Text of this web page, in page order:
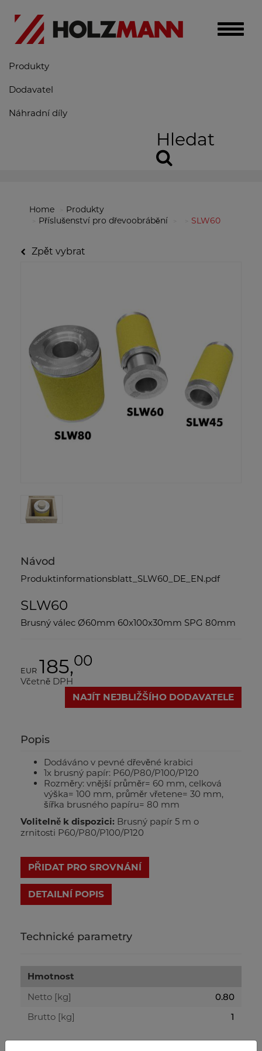
Toggle
Produkty
Dodavatel
Náhradní díly
Hledat
Home
Produkty
Příslušenství pro dřevoobrábění
SLW60
Zpět vybrat
Návod
Produktinformationsblatt_SLW60_DE_EN.pdf
SLW60
Brusný válec Ø60mm 60x100x30mm SPG 80mm
EUR 185,00
Včetně DPH
NAJÍT NEJBLIŽŠÍHO DODAVATELE
Popis
Dodáváno v pevné dřevěné krabici
1x brusný papír: P60/P80/P100/P120
Rozměry: vnější průměr= 60 mm, celková
výška= 100 mm, průměr vřetene= 30 mm,
šířka brusného papíru= 80 mm
Volitelně k dispozici: Brusný papír 5 m o
zrnitosti P60/P80/P100/P120
PŘIDAT PRO SROVNÁNÍ
DETAILNÍ POPIS
Technické parametry
Hmotnost
Netto [kg]
0.80
Brutto [kg]
1